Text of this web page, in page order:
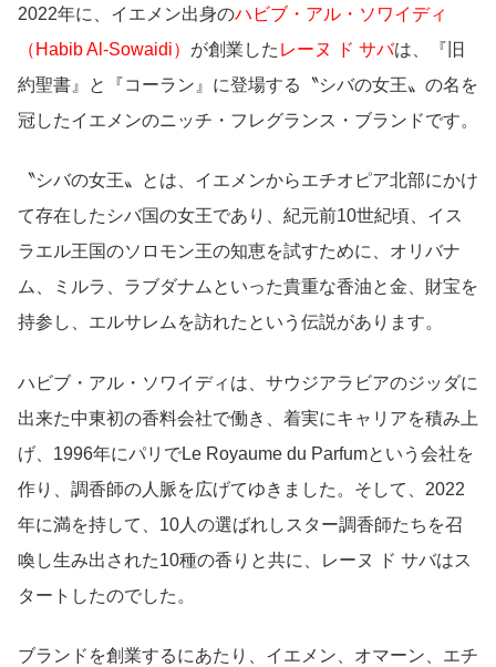
2022年に、イエメン出身のハビブ・アル・ソワイディ
（Habib Al-Sowaidi） が創業した レーヌ ド サバは、『旧
約聖書』と『コーラン』に登場する〝シバの女王〟の名を
冠したイエメンのニッチ・フレグランス・ブランドです。
〝シバの女王〟とは、イエメンからエチオピア北部にかけ
て存在したシバ国の女王であり、紀元前10世紀頃、イス
ラエル王国のソロモン王の知恵を試すために、オリバナ
ム、ミルラ、ラブダナムといった貴重な香油と金、財宝を
持参し、エルサレムを訪れたという伝説があります。
ハビブ・アル・ソワイディは、サウジアラビアのジッダに
出来た中東初の香料会社で働き、着実にキャリアを積み上
げ、1996年にパリでLe Royaume du Parfumという会社を
作り、調香師の人脈を広げてゆきました。そして、2022
年に満を持して、10人の選ばれしスター調香師たちを召
喚し生み出された10種の香りと共に、レーヌ ド サバはス
タートしたのでした。
ブランドを創業するにあたり、イエメン、オマーン、エチ